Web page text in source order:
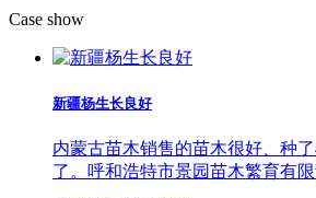
Case show
新疆杨生长良好
内蒙古苗木销售的苗木很好、种
了。呼和浩特市景园苗木繁育有